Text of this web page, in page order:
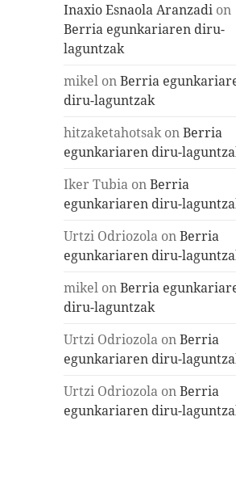
Inaxio Esnaola Aranzadi on
Berria egunkariaren diru-
laguntzak
mikel onBerria
diru-laguntzak
hitzaketahotsakonBerria
egunkariaren diru-
Iker Tubia onBerria
egunkariaren diru-
Urtzi Odriozola onBerria
egunkariaren diru-
mikel onBerria
diru-laguntzak
Urtzi Odriozola onBerria
egunkariaren diru-
Urtzi Odriozola onBerria
egunkariaren diru-